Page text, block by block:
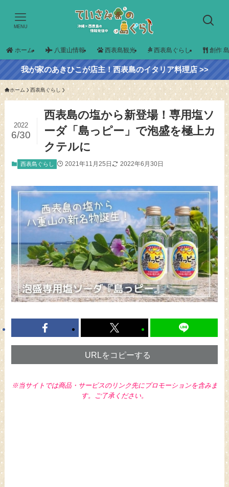
MENU
ホーム 八重山情報 西表島観光 西表島ぐらし 創作
我が家のあきひこが店主！西表島のイタリア料理店 >>
ホーム 西表島ぐらし
西表島の塩から新登場！専用塩ソ
ーダ「島っピー」で泡盛を極上カ
クテルに
2022
6/30
西表島ぐらし 2021年11月25日 2022年6月30日
URLをコピーする
※当サイトでは商品・サービスのリンク先にプロモーションを含みま
す。ご了承ください。